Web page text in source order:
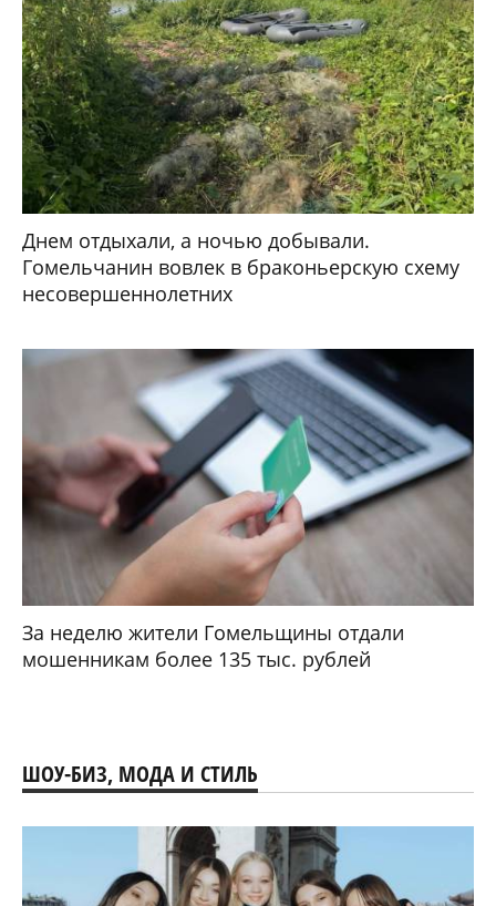
Днем отдыхали, а ночью добывали.
Гомельчанин вовлек в браконьерскую схему
несовершеннолетних
За неделю жители Гомельщины отдали
мошенникам более 135 тыс. рублей
ШОУ-БИЗ, МОДА И СТИЛЬ